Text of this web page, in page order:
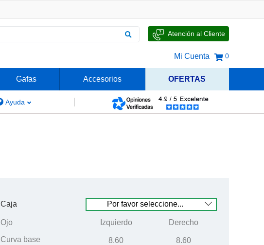
Atención al Cliente
Mi Cuenta 0
Gafas Accesorios OFERTAS
Ayuda
Caja
Ojo Izquierdo Derecho
Curva base 8.60 8.60